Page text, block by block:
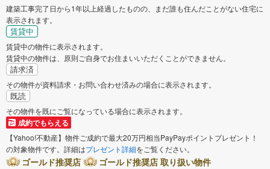
建築工事完了日から1年以上経過したものの、まだ誰も住んだことがない住宅に
表示されます。
賃貸中
賃貸中の物件に表示されます。
賃貸中の物件は、原則ご自身でお住まいいただくことができません。
請求済
その物件が資料請求・お問い合わせ済みの場合に表示されます。
既読
その物件を既にご覧になっている場合に表示されます。
成約でもらえる
【Yahoo!不動産】物件ご成約で最大20万円相当PayPayポイントプレゼント！
の対象物件です。詳細はプレゼント詳細をご覧ください。
ゴールド推奨店
ゴールド推奨店 取り扱い物件